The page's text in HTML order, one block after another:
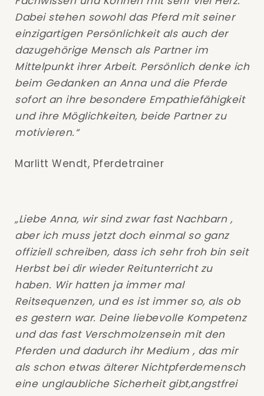
Dabei stehen sowohl das Pferd mit seiner
einzigartigen Persönlichkeit als auch der
dazugehörige Mensch als Partner im
Mittelpunkt ihrer Arbeit. Persönlich denke ich
beim Gedanken an Anna und die Pferde
sofort an ihre besondere Empathiefähigkeit
und ihre Möglichkeiten, beide Partner zu
motivieren.“
Marlitt Wendt, Pferdetrainer
„Liebe Anna, wir sind zwar fast Nachbarn ,
aber ich muss jetzt doch einmal so ganz
offiziell schreiben, dass ich sehr froh bin seit
Herbst bei dir wieder Reitunterricht zu
haben. Wir hatten ja immer mal
Reitsequenzen, und es ist immer so, als ob
es gestern war. Deine liebevolle Kompetenz
und das fast Verschmolzensein mit den
Pferden und dadurch ihr Medium , das mir
als schon etwas älterer Nichtpferdemensch
eine unglaubliche Sicherheit gibt,angstfrei